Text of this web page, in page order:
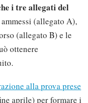
i tre allegati del
(allegato A),
(allegato B) e le
ottenere
alla prova prese
aprile) per formare i